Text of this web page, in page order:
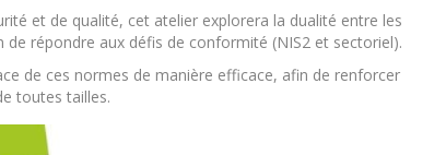
et de qualité, cet atelier explorera la dualité entre les
de répondre aux défis de conformité (NIS2 et sectoriel).
de ces normes de manière efficace, afin de renforcer
toutes tailles.